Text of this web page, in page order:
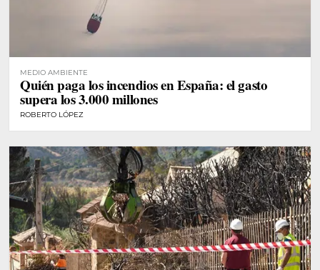
MEDIO AMBIENTE
Quién paga los incendios en España: el gasto
supera los 3.000 millones
ROBERTO LÓPEZ